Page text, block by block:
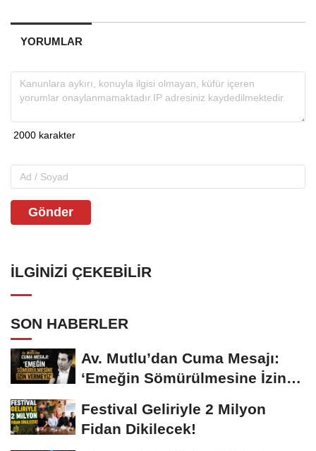
YORUMLAR
Gönder
İLGINIZI ÇEKEBILIR
SON HABERLER
Av. Mutlu’dan Cuma Mesajı:
‘Emeğin Sömürülmesine İzin
Festival Geliriyle 2 Milyon
Fidan Dikilecek!